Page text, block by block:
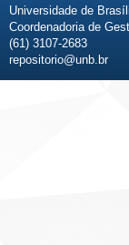
Universidade de
Coordenadoria de
(61) 3107-2683
repositorio@unb.br